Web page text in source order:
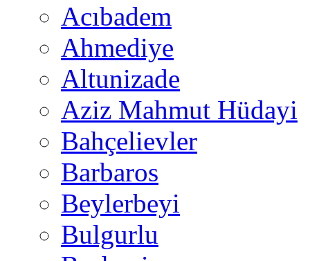
Acıbadem
Ahmediye
Altunizade
Aziz Mahmut Hüdayi
Bahçelievler
Barbaros
Beylerbeyi
Bulgurlu